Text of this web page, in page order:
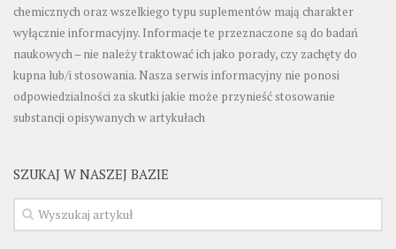
chemicznych oraz wszelkiego typu suplementów mają charakter
wyłącznie informacyjny. Informacje te przeznaczone są do badań
naukowych – nie należy traktować ich jako porady, czy zachęty do
kupna lub/i stosowania. Nasza serwis informacyjny nie ponosi
odpowiedzialności za skutki jakie może przynieść stosowanie
substancji opisywanych w artykułach
SZUKAJ W NASZEJ BAZIE